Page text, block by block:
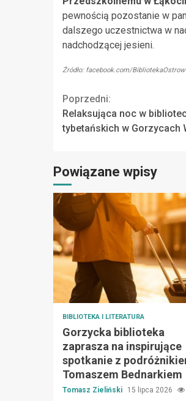
pewnością pozostanie w
dalszego uczestnictwa w
nadchodzącej jesieni.
Źródło: facebook.com/
Continue
Reading
Poprzedni:
Relaksująca noc w
tybetańskich w Gorzycach
Powiązane wpisy
BIBLIOTEKA I LITERATURA
Gorzycka biblioteka
zaprasza na inspirujące
spotkanie z
Tomaszem Bednarkiem
Tomasz Zieliński 15 lipca 2026